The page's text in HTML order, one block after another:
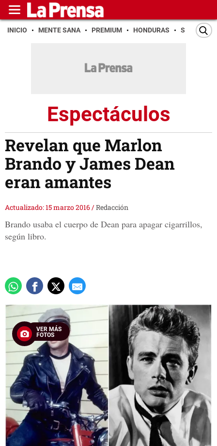
INICIO MENTE SANA PREMIUM HONDURAS SAN PEDRO
Espectáculos
Revelan que Marlon
Brando y James Dean
eran amantes
Actualizado: 15 marzo 2016/Redacción
Brando usaba el cuerpo de Dean para apagar cigarrillos,
según libro.
VER MÁS
FOTOS